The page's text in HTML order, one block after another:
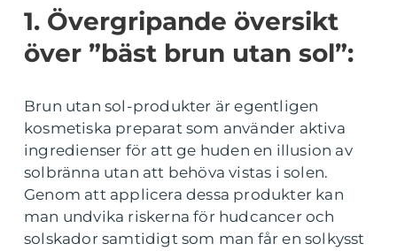
1. Övergripande översikt
över ”bäst brun utan sol”:
Brun utan sol-produkter är egentligen
kosmetiska preparat som använder aktiva
ingredienser för att ge huden en illusion av
solbränna utan att behöva vistas i solen.
Genom att applicera dessa produkter kan
man undvika riskerna för hudcancer och
solskador samtidigt som man får en solkysst